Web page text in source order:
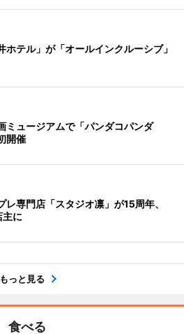
ホテル」が「オールインクルーシブ」
ミュージアムで「パンダコパンダ
開催
レ専門店「スタジオ凛」が15周年、
主に
もっと見る
食べる